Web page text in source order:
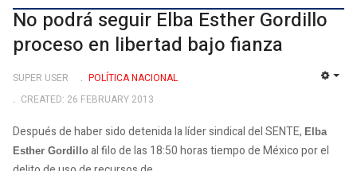
No podrá seguir Elba Esther Gordillo
proceso en libertad bajo fianza
SUPER USER
POLÍ­TICA NACIONAL
CREATED: 26 FEBRUARY 2013
Después de haber sido detenida la líder sindical del SENTE, Elba
Esther Gordillo al filo de las 18:50 horas tiempo de México por el